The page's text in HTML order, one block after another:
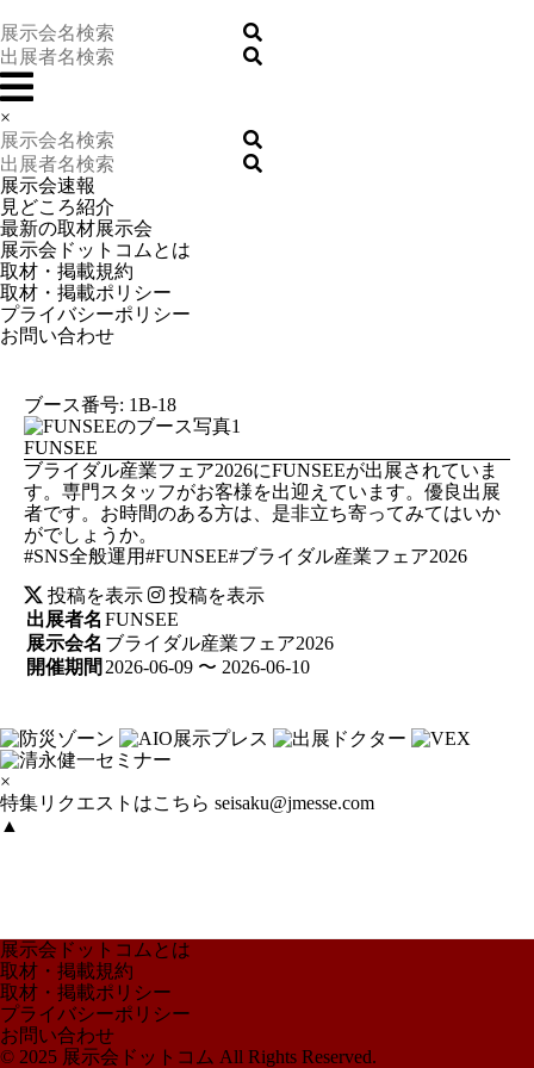
×
展示会速報
見どころ紹介
最新の取材展示会
展示会ドットコムとは
取材・掲載規約
取材・掲載ポリシー
プライバシーポリシー
お問い合わせ
ブース番号: 1B-18
FUNSEE
ブライダル産業フェア2026にFUNSEEが出展されていま
す。専門スタッフがお客様を出迎えています。優良出展
者です。お時間のある方は、是非立ち寄ってみてはいか
がでしょうか。
#SNS全般運用#FUNSEE#ブライダル産業フェア2026
投稿を表示
投稿を表示
出展者名 FUNSEE
展示会名 ブライダル産業フェア2026
開催期間 2026-06-09 〜 2026-06-10
×
特集リクエストはこちら seisaku@jmesse.com
展示会ドットコムとは
取材・掲載規約
取材・掲載ポリシー
プライバシーポリシー
お問い合わせ
© 2025 展示会ドットコム All Rights Reserved.
▲